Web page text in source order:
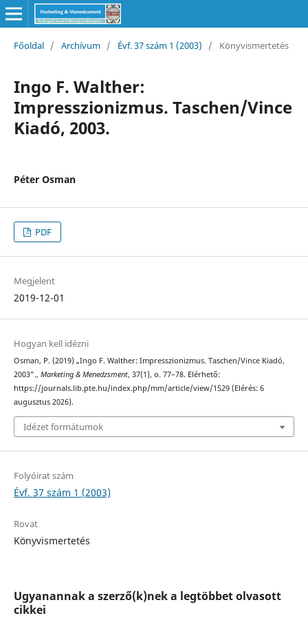
Főoldal / Archívum / Évf. 37 szám 1 (2003) / Könyvismertetés
Ingo F. Walther:
Impresszionizmus. Taschen/Vince
Kiadó, 2003.
Péter Osman
PDF
Megjelent
2019-12-01
Hogyan kell idézni
Osman, P. (2019) „Ingo F. Walther: Impresszionizmus. Taschen/Vince Kiadó,
2003”., Marketing & Menedzsment, 37(1), o. 77–78. Elérhető:
https://journals.lib.pte.hu/index.php/mm/article/view/1529 (Elérés: 6
augusztus 2026).
Idézet formátumok
Folyóirat szám
Évf. 37 szám 1 (2003)
Rovat
Könyvismertetés
Ugyanannak a szerző(k)nek a legtöbbet olvasott
cikkei